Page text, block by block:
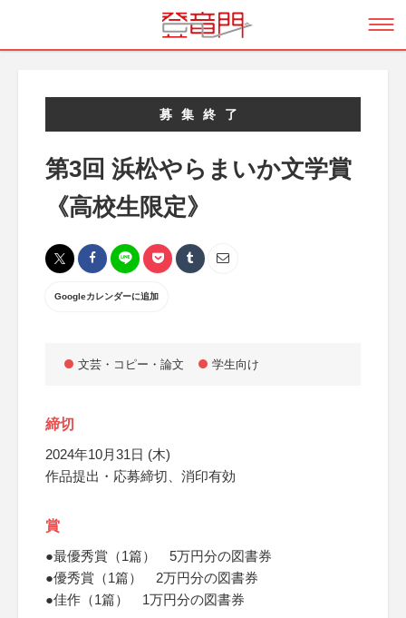
募集終了
第3回 浜松やらまいか文学賞
《高校生限定》
Googleカレンダーに追加
文芸・コピー・論文 学生向け
締切
2024年10月31日 (木)
作品提出・応募締切、消印有効
賞
●最優秀賞（1篇） 5万円分の図書券
●優秀賞（1篇） 2万円分の図書券
●佳作（1篇） 1万円分の図書券